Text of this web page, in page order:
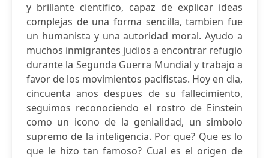
y brillante cientifico, capaz de explicar ideas
complejas de una forma sencilla, tambien fue
un humanista y una autoridad moral. Ayudo a
muchos inmigrantes judios a encontrar refugio
durante la Segunda Guerra Mundial y trabajo a
favor de los movimientos pacifistas. Hoy en dia,
cincuenta anos despues de su fallecimiento,
seguimos reconociendo el rostro de Einstein
como un icono de la genialidad, un simbolo
supremo de la inteligencia. Por que? Que es lo
que le hizo tan famoso? Cual es el origen de